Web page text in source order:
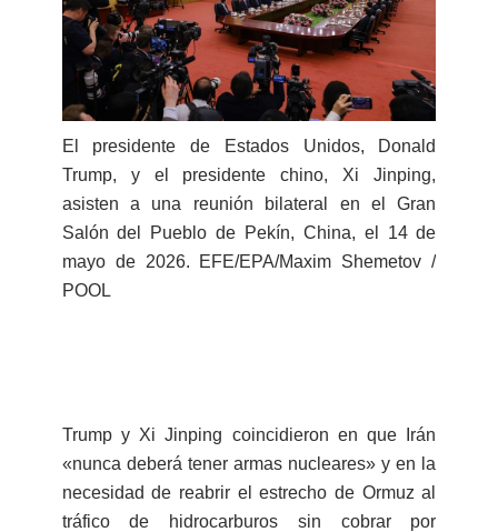
El presidente de Estados Unidos, Donald
Trump, y el presidente chino, Xi Jinping,
asisten a una reunión bilateral en el Gran
Salón del Pueblo de Pekín, China, el 14 de
mayo de 2026. EFE/EPA/Maxim Shemetov /
POOL
Trump y Xi Jinping coincidieron en que Irán
«nunca deberá tener armas nucleares» y en la
necesidad de reabrir el estrecho de Ormuz al
tráfico de hidrocarburos sin cobrar por